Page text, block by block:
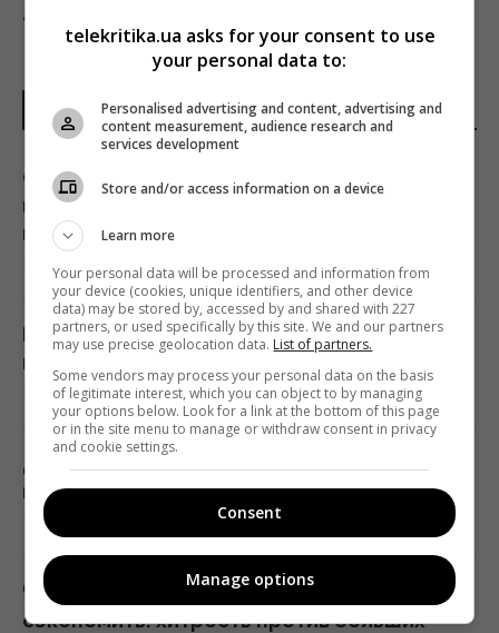
аналог Starlink
16:13 понедельник, 10 августа 2026
Суд разрешил Ермаку выезжать в
различные области Украины, – САП
16:05 понедельник, 10 августа 2026
В каком возрасте ребенка можно
оставлять дома одного: советы
психологов
15:56 понедельник, 10 августа 2026
Один старый якорь задержал
строительство туннеля под заливом на 241
день
15:51 понедельник, 10 августа 2026
На японском острове создали рай для
кроликов, но вскоре появились
неожиданные гости
ПОСЛЕДНИЕ НОВОСТИ
Обычная душевая занавеска больше не
нужна: найдена идеальная замена для
ванной
10 августа 2026, 16:33
Мобилизация и бронирование осенью
может измениться: юрист назвал условия
10 августа 2026, 16:31
Доллар дорожает, евро сделал рывок:
новый курс валют на 11 августа
10 августа 2026, 15:57
Что положить в морозилку, чтобы
сэкономить: хитрость против больших
telekritika.ua asks for your consent to use
your personal data to:
Personalised advertising and content, advertising and
content measurement, audience research and
services development
Store and/or access information on a device
Learn more
Your personal data will be processed and information from
your device (cookies, unique identifiers, and other device
data) may be stored by, accessed by and shared with 227
partners, or used specifically by this site. We and our partners
may use precise geolocation data. List of partners.
Some vendors may process your personal data on the basis
of legitimate interest, which you can object to by managing
your options below. Look for a link at the bottom of this page
or in the site menu to manage or withdraw consent in privacy
and cookie settings.
Consent
Manage options